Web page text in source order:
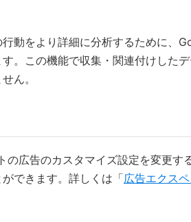
動をより詳細に分析するために、
。この機能で収集・関連付けした
ん。
の広告のカスタマイズ設定を変更す
できます。詳しくは「広告エクス